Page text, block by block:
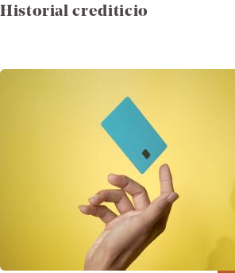
Historial crediticio
Imagen